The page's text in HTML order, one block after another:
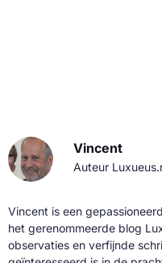
Vincent
Auteur
Vincent is een
het gerenommeerde blog
observaties en verfijnde